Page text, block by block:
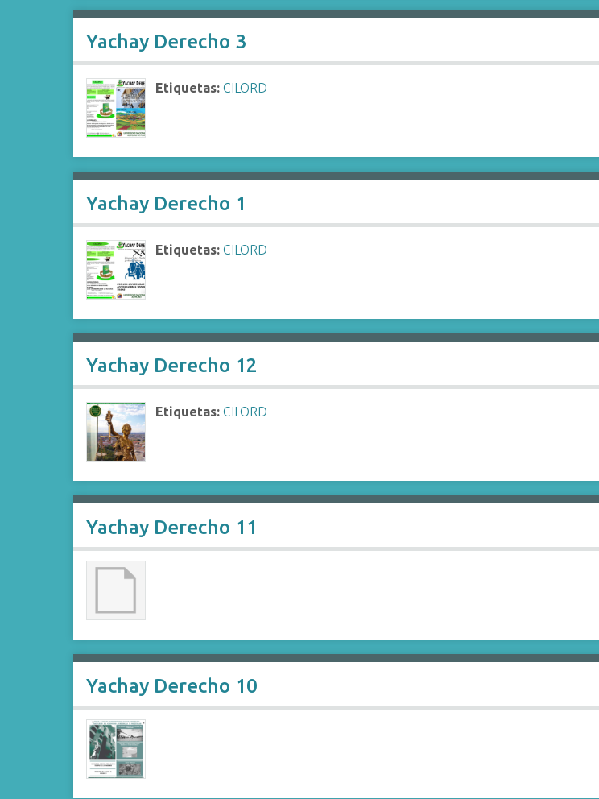
Yachay Derecho 3
Etiquetas: CILORD
Yachay Derecho 1
Etiquetas: CILORD
Yachay Derecho 12
Etiquetas: CILORD
Yachay Derecho 11
Yachay Derecho 10